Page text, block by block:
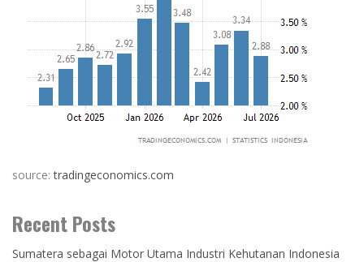
source:tradingeconomics.com
Recent Posts
Sumatera sebagai Motor Utama Industri Kehutanan Indonesia